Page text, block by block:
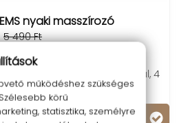
nyaki masszírozó
5 490 Ft
4 790 Ft
nyaki masszírozó 9 fokozattal, 4
akkumlátorral.
működéshez szükséges
körű
statisztika, személyre